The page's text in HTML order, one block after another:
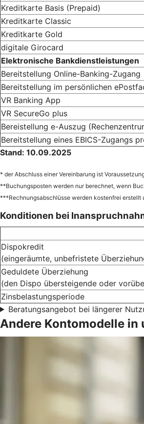
Kreditkarte Basis (Prepaid)
Kreditkarte Classic
Kreditkarte Gold
digitale Girocard
Elektronische Bankdienstleistungen
Bereitstellung Online-Banking-Zugang
Bereitstellung im persönlichen
VR Banking App
VR SecureGo plus
Bereistellung e-Auszug
Bereitstellung eines EBICS-Zugangs
Stand: 10.09.2025
* der Abschluss einer Vereinbarung ist
**Buchungsposten werden nur berechnet, wenn
***Rechnungsabschlüsse werden kostenfrei erstellt
Konditionen bei
Dispokredit
(eingeräumte, unbefristete
Geduldete Überziehung
(den Dispo übersteigende oder
Zinsbelastungsperiode
Beratungsangebot bei längerer
Andere Kontomodelle in